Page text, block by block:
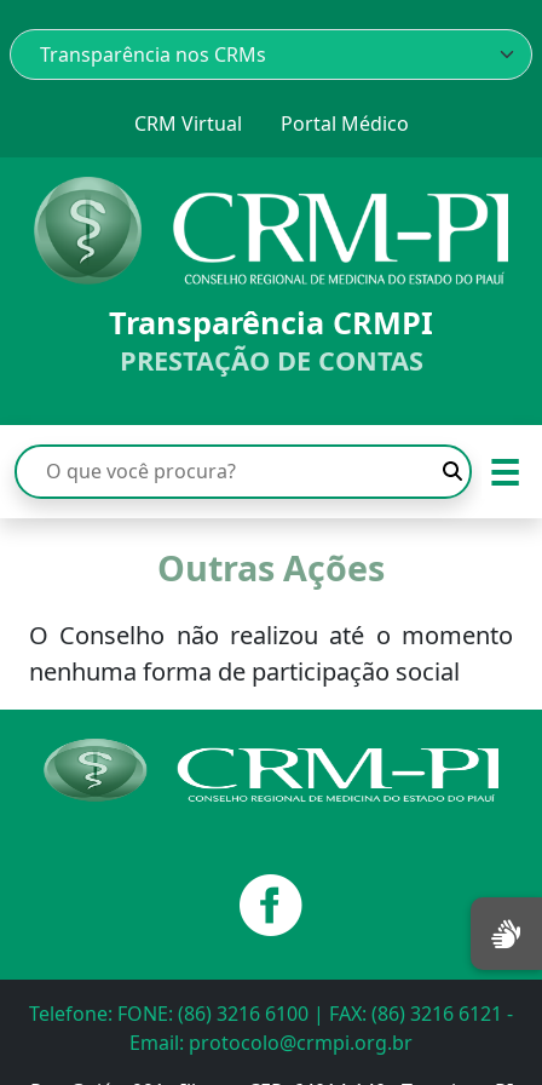
CRM Virtual Portal Médico
Transparência CRMPI
PRESTAÇÃO DE CONTAS
☰
Outras Ações
O Conselho não realizou até o momento
nenhuma forma de participação social
Telefone: FONE: (86) 3216 6100 | FAX: (86) 3216 6121 -
Email: protocolo@crmpi.org.br